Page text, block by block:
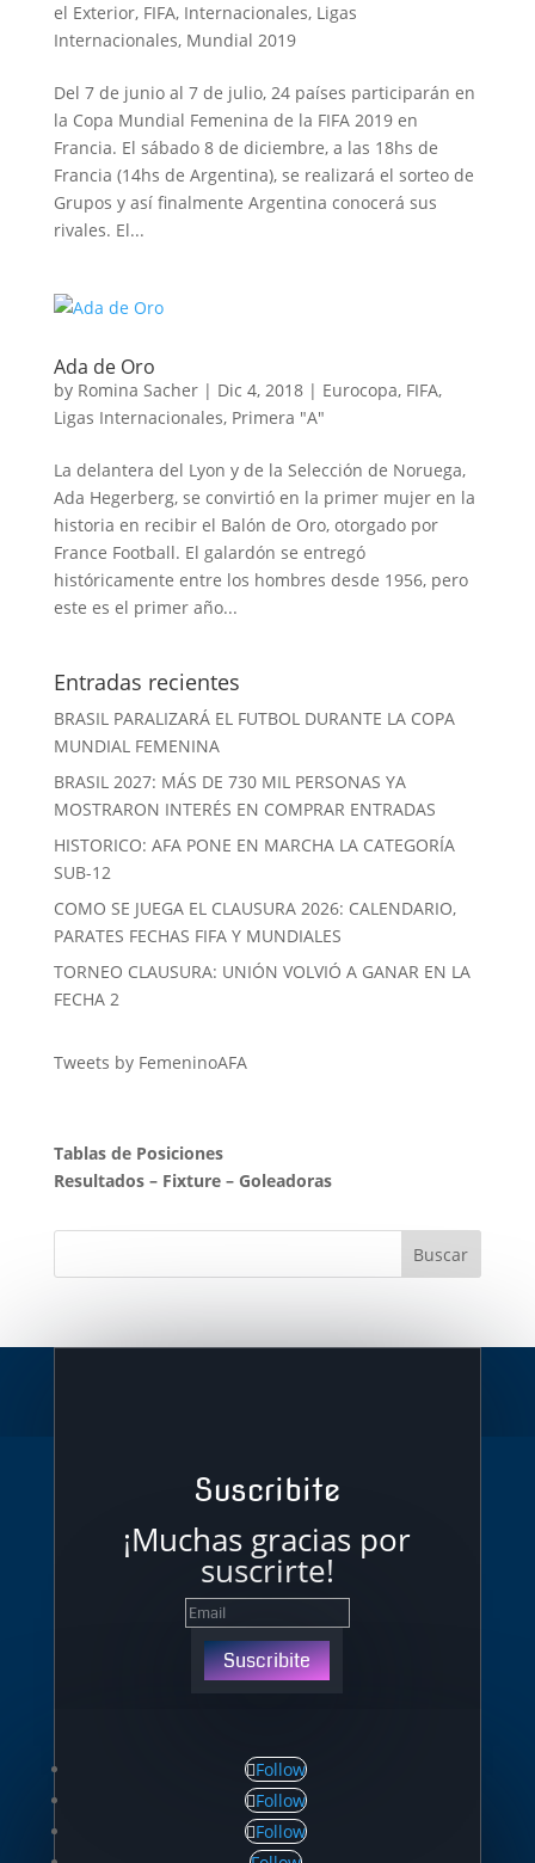
el Exterior, FIFA, Internacionales, Ligas
Internacionales, Mundial 2019
Del 7 de junio al 7 de julio, 24 países participarán en
la Copa Mundial Femenina de la FIFA 2019 en
Francia. El sábado 8 de diciembre, a las 18hs de
Francia (14hs de Argentina), se realizará el sorteo de
Grupos y así finalmente Argentina conocerá sus
rivales. El...
Ada de Oro
by Romina Sacher| Dic 4, 2018| Eurocopa, FIFA,
Ligas Internacionales, Primera "A"
La delantera del Lyon y de la Selección de Noruega,
Ada Hegerberg, se convirtió en la primer mujer en la
historia en recibir el Balón de Oro, otorgado por
France Football. El galardón se entregó
históricamente entre los hombres desde 1956, pero
este es el primer año...
Entradas recientes
BRASIL PARALIZARÁ EL FUTBOL DURANTE LA COPA
MUNDIAL FEMENINA
BRASIL 2027: MÁS DE 730 MIL PERSONAS YA
MOSTRARON INTERÉS EN COMPRAR ENTRADAS
HISTORICO: AFA PONE EN MARCHA LA CATEGORÍA
SUB-12
COMO SE JUEGA EL CLAUSURA 2026: CALENDARIO,
PARATES FECHAS FIFA Y MUNDIALES
TORNEO CLAUSURA: UNIÓN VOLVIÓ A GANAR EN LA
FECHA 2
Tweets by FemeninoAFA
Tablas de Posiciones
Resultados– Fixture– Goleadoras
Suscribite
¡Muchas gracias por
suscrirte!
Suscribite
Follow
Follow
Follow